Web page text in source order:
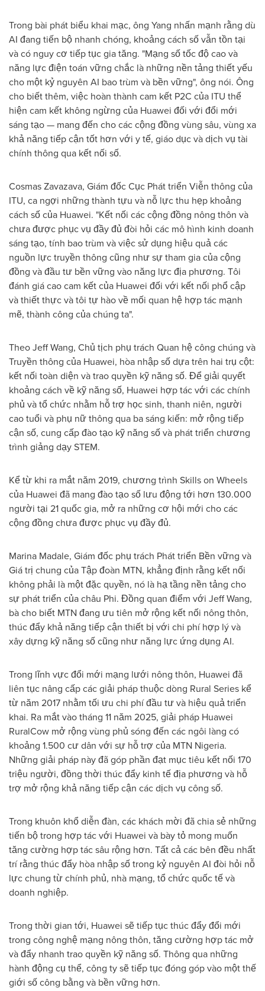
Trong bài phát biểu khai mạc, ông Yang nhấn mạnh rằng dù
AI đang tiến bộ nhanh chóng, khoảng cách số vẫn tồn tại
và có nguy cơ tiếp tục gia tăng. "Mạng số tốc độ cao và
năng lực điện toán vững chắc là những nền tảng thiết yếu
cho một kỷ nguyên AI bao trùm và bền vững", ông nói. Ông
cho biết thêm, việc hoàn thành cam kết P2C của ITU thể
hiện cam kết không ngừng của Huawei đối với đổi mới
sáng tạo — mang đến cho các cộng đồng vùng sâu, vùng xa
khả năng tiếp cận tốt hơn với y tế, giáo dục và dịch vụ tài
chính thông qua kết nối số.
Cosmas Zavazava, Giám đốc Cục Phát triển Viễn thông của
ITU, ca ngợi những thành tựu và nỗ lực thu hẹp khoảng
cách số của Huawei. "Kết nối các cộng đồng nông thôn và
chưa được phục vụ đầy đủ đòi hỏi các mô hình kinh doanh
sáng tạo, tính bao trùm và việc sử dụng hiệu quả các
nguồn lực truyền thông cũng như sự tham gia của cộng
đồng và đầu tư bền vững vào năng lực địa phương. Tôi
đánh giá cao cam kết của Huawei đối với kết nối phổ cập
và thiết thực và tôi tự hào về mối quan hệ hợp tác mạnh
mẽ, thành công của chúng ta".
Theo Jeff Wang, Chủ tịch phụ trách Quan hệ công chúng và
Truyền thông của Huawei, hòa nhập số dựa trên hai trụ cột:
kết nối toàn diện và trao quyền kỹ năng số. Để giải quyết
khoảng cách về kỹ năng số, Huawei hợp tác với các chính
phủ và tổ chức nhằm hỗ trợ học sinh, thanh niên, người
cao tuổi và phụ nữ thông qua ba sáng kiến: mở rộng tiếp
cận số, cung cấp đào tạo kỹ năng số và phát triển chương
trình giảng dạy STEM.
Kể từ khi ra mắt năm 2019, chương trình Skills on Wheels
của Huawei đã mang đào tạo số lưu động tới hơn 130.000
người tại 21 quốc gia, mở ra những cơ hội mới cho các
cộng đồng chưa được phục vụ đầy đủ.
Marina Madale, Giám đốc phụ trách Phát triển Bền vững và
Giá trị chung của Tập đoàn MTN, khẳng định rằng kết nối
không phải là một đặc quyền, nó là hạ tầng nền tảng cho
sự phát triển của châu Phi. Đồng quan điểm với Jeff Wang,
bà cho biết MTN đang ưu tiên mở rộng kết nối nông thôn,
thúc đẩy khả năng tiếp cận thiết bị với chi phí hợp lý và
xây dựng kỹ năng số cũng như năng lực ứng dụng AI.
Trong lĩnh vực đổi mới mạng lưới nông thôn, Huawei đã
liên tục nâng cấp các giải pháp thuộc dòng Rural Series kể
từ năm 2017 nhằm tối ưu chi phí đầu tư và hiệu quả triển
khai. Ra mắt vào tháng 11 năm 2025, giải pháp Huawei
RuralCow mở rộng vùng phủ sóng đến các ngôi làng có
khoảng 1.500 cư dân với sự hỗ trợ của MTN Nigeria.
Những giải pháp này đã góp phần đạt mục tiêu kết nối 170
triệu người, đồng thời thúc đẩy kinh tế địa phương và hỗ
trợ mở rộng khả năng tiếp cận các dịch vụ công số.
Trong khuôn khổ diễn đàn, các khách mời đã chia sẻ những
tiến bộ trong hợp tác với Huawei và bày tỏ mong muốn
tăng cường hợp tác sâu rộng hơn. Tất cả các bên đều nhất
trí rằng thúc đẩy hòa nhập số trong kỷ nguyên AI đòi hỏi nỗ
lực chung từ chính phủ, nhà mạng, tổ chức quốc tế và
doanh nghiệp.
Trong thời gian tới, Huawei sẽ tiếp tục thúc đẩy đổi mới
trong công nghệ mạng nông thôn, tăng cường hợp tác mở
và đẩy nhanh trao quyền kỹ năng số. Thông qua những
hành động cụ thể, công ty sẽ tiếp tục đóng góp vào một thế
giới số công bằng và bền vững hơn.